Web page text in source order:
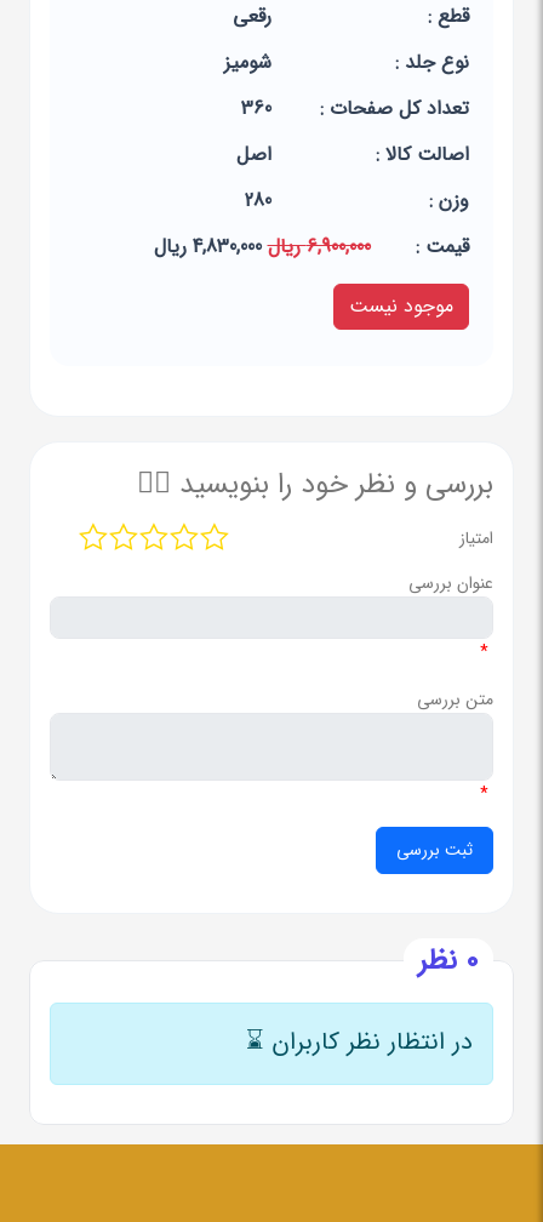
قطع :
رقعی
نوع جلد :
شومیز
تعداد کل صفحات :
360
اصالت کالا :
اصل
وزن :
280
قيمت :
6,900,000 ریال
4,830,000 ریال
موجود نیست
بررسی و نظر خود را بنویسید ✍🏻
امتیاز
عنوان بررسی
*
متن بررسی
*
0 نظر
در انتظار نظر کاربران ⌛